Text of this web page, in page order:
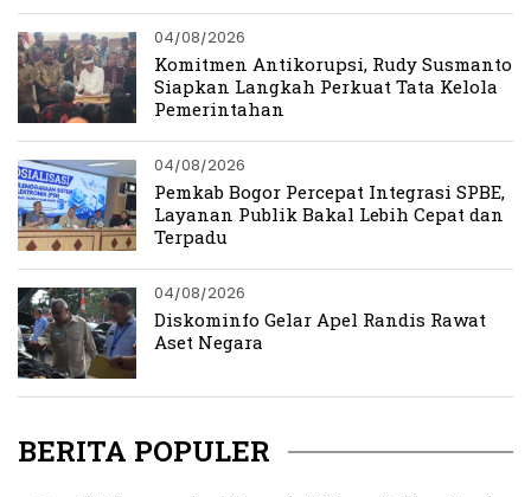
04/08/2026
Komitmen Antikorupsi, Rudy Susmanto
Siapkan Langkah Perkuat Tata Kelola
Pemerintahan
04/08/2026
Pemkab Bogor Percepat Integrasi SPBE,
Layanan Publik Bakal Lebih Cepat dan
Terpadu
04/08/2026
Diskominfo Gelar Apel Randis Rawat
Aset Negara
BERITA POPULER